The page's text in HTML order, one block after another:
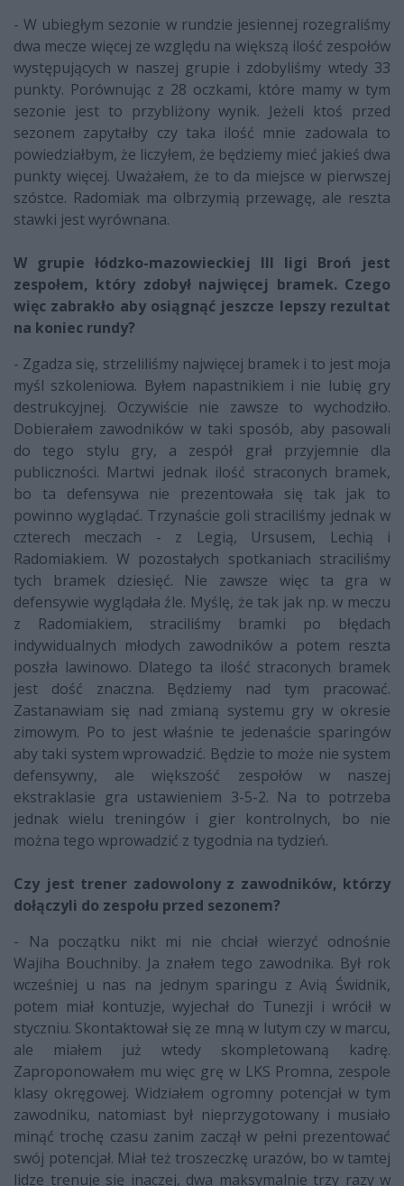
- W ubiegłym sezonie w rundzie jesiennej rozegraliśmy
dwa mecze więcej ze względu na większą ilość zespołów
występujących w naszej grupie i zdobyliśmy wtedy 33
punkty. Porównując z 28 oczkami, które mamy w tym
sezonie jest to przybliżony wynik. Jeżeli ktoś przed
sezonem zapytałby czy taka ilość mnie zadowala to
powiedziałbym, że liczyłem, że będziemy mieć jakieś dwa
punkty więcej. Uważałem, że to da miejsce w pierwszej
szóstce. Radomiak ma olbrzymią przewagę, ale reszta
stawki jest wyrównana.
W grupie łódzko-mazowieckiej III ligi Broń jest
zespołem, który zdobył najwięcej bramek. Czego
więc zabrakło aby osiągnąć jeszcze lepszy rezultat
na koniec rundy?
- Zgadza się, strzeliliśmy najwięcej bramek i to jest moja
myśl szkoleniowa. Byłem napastnikiem i nie lubię gry
destrukcyjnej. Oczywiście nie zawsze to wychodziło.
Dobierałem zawodników w taki sposób, aby pasowali
do tego stylu gry, a zespół grał przyjemnie dla
publiczności. Martwi jednak ilość straconych bramek,
bo ta defensywa nie prezentowała się tak jak to
powinno wyglądać. Trzynaście goli straciliśmy jednak w
czterech meczach - z Legią, Ursusem, Lechią i
Radomiakiem. W pozostałych spotkaniach straciliśmy
tych bramek dziesięć. Nie zawsze więc ta gra w
defensywie wyglądała źle. Myślę, że tak jak np. w meczu
z Radomiakiem, straciliśmy bramki po błędach
indywidualnych młodych zawodników a potem reszta
poszła lawinowo. Dlatego ta ilość straconych bramek
jest dość znaczna. Będziemy nad tym pracować.
Zastanawiam się nad zmianą systemu gry w okresie
zimowym. Po to jest właśnie te jedenaście sparingów
aby taki system wprowadzić. Będzie to może nie system
defensywny, ale większość zespołów w naszej
ekstraklasie gra ustawieniem 3-5-2. Na to potrzeba
jednak wielu treningów i gier kontrolnych, bo nie
można tego wprowadzić z tygodnia na tydzień.
Czy jest trener zadowolony z zawodników, którzy
dołączyli do zespołu przed sezonem?
- Na początku nikt mi nie chciał wierzyć odnośnie
Wajiha Bouchniby. Ja znałem tego zawodnika. Był rok
wcześniej u nas na jednym sparingu z Avią Świdnik,
potem miał kontuzje, wyjechał do Tunezji i wrócił w
styczniu. Skontaktował się ze mną w lutym czy w marcu,
ale miałem już wtedy skompletowaną kadrę.
Zaproponowałem mu więc grę w LKS Promna, zespole
klasy okręgowej. Widziałem ogromny potencjał w tym
zawodniku, natomiast był nieprzygotowany i musiało
minąć trochę czasu zanim zaczął w pełni prezentować
swój potencjał. Miał też troszeczkę urazów, bo w tamtej
lidze trenuje się inaczej, dwa maksymalnie trzy razy w